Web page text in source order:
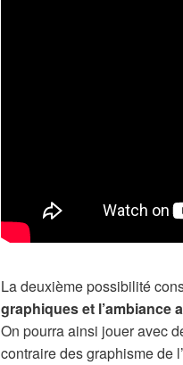
La deuxième possibilité
graphiques et l’ambiance
On pourra ainsi jouer avec
contraire des graphisme de